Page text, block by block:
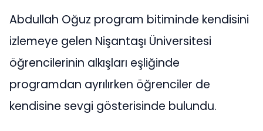
Abdullah Oğuz program bitiminde kendisini
izlemeye gelen Nişantaşı Üniversitesi
öğrencilerinin alkışları eşliğinde
programdan ayrılırken öğrenciler de
kendisine sevgi gösterisinde bulundu.